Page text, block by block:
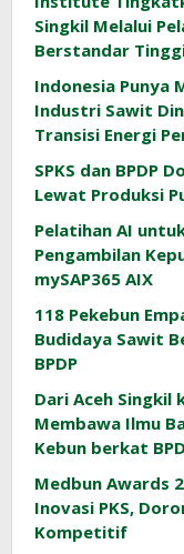
Singkil Melalui
Berstandar
Indonesia Punya
Industri Sawit
Transisi Energi
SPKS dan BPDP
Lewat Produksi
Pelatihan AI
Pengambilan
mySAP365 AIX
118 Pekebun
Budidaya Sawit
BPDP
Dari Aceh Singkil
Membawa Ilmu
Kebun berkat
Medbun Awards
Inovasi PKS,
Kompetitif